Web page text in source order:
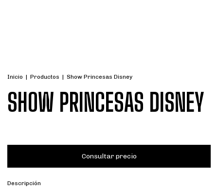
Inicio | Productos | Show Princesas Disney
SHOW PRINCESAS DISNEY
Descripción